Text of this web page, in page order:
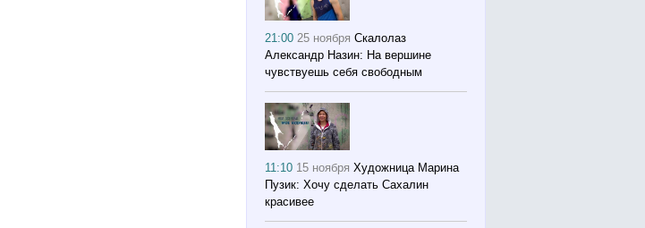
21:0025 ноября Скалолаз
Александр Назин: На вершине
чувствуешь себя свободным
11:10 15 ноября Художница Марина
Пузик: Хочу сделать Сахалин
красивее